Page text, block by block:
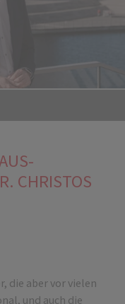
CHRISTOS
die aber vor vielen
und auch die